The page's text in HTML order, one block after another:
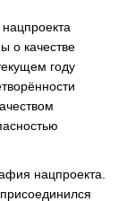
о качестве
году
нацпроекта.